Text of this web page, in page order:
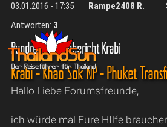
03.01.2016 - 17:35 Rampe2408 R.
Antworten: 3
Rundreise/Reisebericht Krabi
Krabi - Khao Sok NP - Phuket
Hallo Liebe Forumsfreunde,
ich würde mal Eure HIlfe